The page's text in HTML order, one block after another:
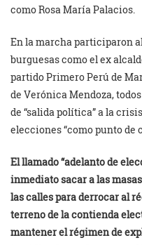
como Rosa María Palacios.
En la marcha participaron
burguesas como el ex
partido Primero Perú de
de Verónica Mendoza,
de “salida política” a la
elecciones “como punto de
El llamado “adelanto de
inmediato sacar a las
las calles para derrocar al
terreno de la contienda
mantener el régimen de